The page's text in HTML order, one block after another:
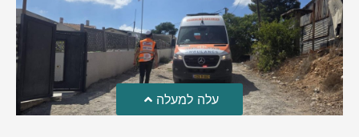
עלה למעלה